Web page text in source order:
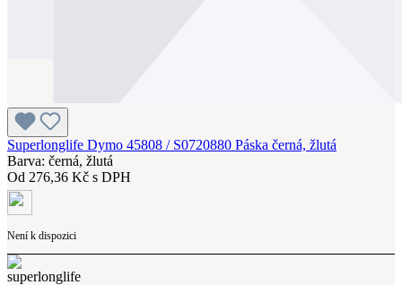
Superlonglife Dymo 45808 / S0720880 Páska černá, žlutá
Barva: černá, žlutá
Od 276,36 Kč s DPH
Není k dispozici